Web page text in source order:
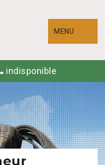
MENU
indisponible